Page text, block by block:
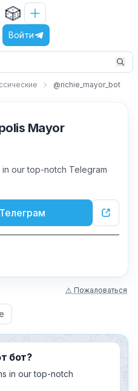
🎲
Войти
@richie_mayor_bot
Mayor
our top-notch Telegram
⚠ Пожаловаться
бот?
in our top-notch